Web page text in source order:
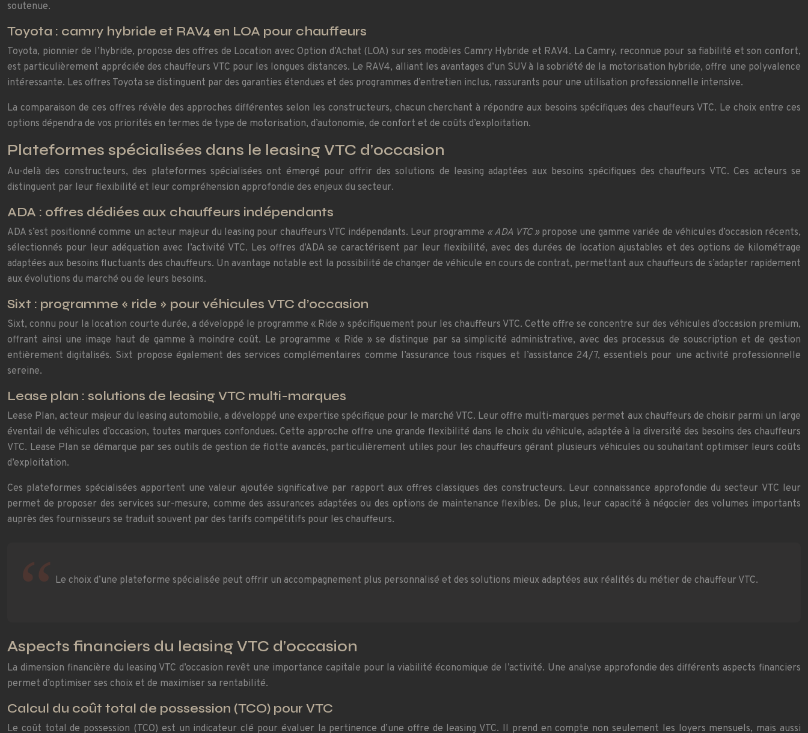
soutenue.
Toyota : camry hybride et RAV4 en LOA pour chauffeurs
Toyota, pionnier de l’hybride, propose des offres de Location avec Option d’Achat (LOA) sur ses modèles Camry Hybride et RAV4. La Camry, reconnue pour sa fiabilité et son confort,
est particulièrement appréciée des chauffeurs VTC pour les longues distances. Le RAV4, alliant les avantages d’un SUV à la sobriété de la motorisation hybride, offre une polyvalence
intéressante. Les offres Toyota se distinguent par des garanties étendues et des programmes d’entretien inclus, rassurants pour une utilisation professionnelle intensive.
La comparaison de ces offres révèle des approches différentes selon les constructeurs, chacun cherchant à répondre aux besoins spécifiques des chauffeurs VTC. Le choix entre ces
options dépendra de vos priorités en termes de type de motorisation, d’autonomie, de confort et de coûts d’exploitation.
Plateformes spécialisées dans le leasing VTC d’occasion
Au-delà des constructeurs, des plateformes spécialisées ont émergé pour offrir des solutions de leasing adaptées aux besoins spécifiques des chauffeurs VTC. Ces acteurs se
distinguent par leur flexibilité et leur compréhension approfondie des enjeux du secteur.
ADA : offres dédiées aux chauffeurs indépendants
ADA s’est positionné comme un acteur majeur du leasing pour chauffeurs VTC indépendants. Leur programme « ADA VTC » propose une gamme variée de véhicules d’occasion récents,
sélectionnés pour leur adéquation avec l’activité VTC. Les offres d’ADA se caractérisent par leur flexibilité, avec des durées de location ajustables et des options de kilométrage
adaptées aux besoins fluctuants des chauffeurs. Un avantage notable est la possibilité de changer de véhicule en cours de contrat, permettant aux chauffeurs de s’adapter rapidement
aux évolutions du marché ou de leurs besoins.
Sixt : programme « ride » pour véhicules VTC d’occasion
Sixt, connu pour la location courte durée, a développé le programme « Ride » spécifiquement pour les chauffeurs VTC. Cette offre se concentre sur des véhicules d’occasion premium,
offrant ainsi une image haut de gamme à moindre coût. Le programme « Ride » se distingue par sa simplicité administrative, avec des processus de souscription et de gestion
entièrement digitalisés. Sixt propose également des services complémentaires comme l’assurance tous risques et l’assistance 24/7, essentiels pour une activité professionnelle
sereine.
Lease plan : solutions de leasing VTC multi-marques
Lease Plan, acteur majeur du leasing automobile, a développé une expertise spécifique pour le marché VTC. Leur offre multi-marques permet aux chauffeurs de choisir parmi un large
éventail de véhicules d’occasion, toutes marques confondues. Cette approche offre une grande flexibilité dans le choix du véhicule, adaptée à la diversité des besoins des chauffeurs
VTC. Lease Plan se démarque par ses outils de gestion de flotte avancés, particulièrement utiles pour les chauffeurs gérant plusieurs véhicules ou souhaitant optimiser leurs coûts
d’exploitation.
Ces plateformes spécialisées apportent une valeur ajoutée significative par rapport aux offres classiques des constructeurs. Leur connaissance approfondie du secteur VTC leur
permet de proposer des services sur-mesure, comme des assurances adaptées ou des options de maintenance flexibles. De plus, leur capacité à négocier des volumes importants
auprès des fournisseurs se traduit souvent par des tarifs compétitifs pour les chauffeurs.
Le choix d’une plateforme spécialisée peut offrir un accompagnement plus personnalisé et des solutions mieux adaptées aux réalités du métier de chauffeur VTC.
Aspects financiers du leasing VTC d’occasion
La dimension financière du leasing VTC d’occasion revêt une importance capitale pour la viabilité économique de l’activité. Une analyse approfondie des différents aspects financiers
permet d’optimiser ses choix et de maximiser sa rentabilité.
Calcul du coût total de possession (TCO) pour VTC
Le coût total de possession (TCO) est un indicateur clé pour évaluer la pertinence d’une offre de leasing VTC. Il prend en compte non seulement les loyers mensuels, mais aussi